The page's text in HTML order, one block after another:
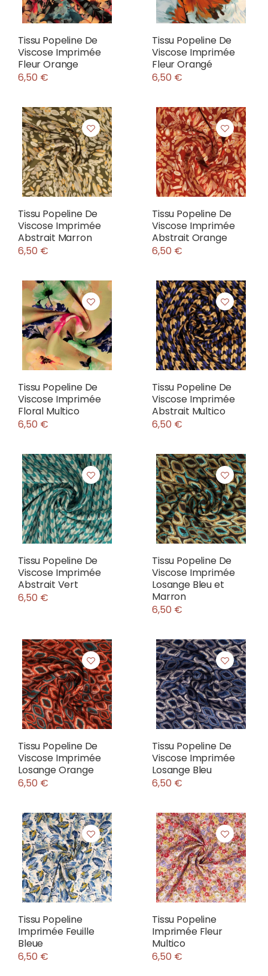
Tissu Popeline De
Viscose Imprimée
Fleur Orange
6,50 €
Tissu Popeline De
Viscose Imprimée
Fleur Orangé
6,50 €
Tissu Popeline De
Viscose Imprimée
Abstrait Marron
6,50 €
Tissu Popeline De
Viscose Imprimée
Abstrait Orange
6,50 €
Tissu Popeline De
Viscose Imprimée
Floral Multico
6,50 €
Tissu Popeline De
Viscose Imprimée
Abstrait Multico
6,50 €
Tissu Popeline De
Viscose Imprimée
Abstrait Vert
6,50 €
Tissu Popeline De
Viscose Imprimée
Losange Bleu et
Marron
6,50 €
Tissu Popeline De
Viscose Imprimée
Losange Orange
6,50 €
Tissu Popeline De
Viscose Imprimée
Losange Bleu
6,50 €
Tissu Popeline
Imprimée Feuille
Bleue
6,50 €
Tissu Popeline
Imprimée Fleur
Multico
6,50 €